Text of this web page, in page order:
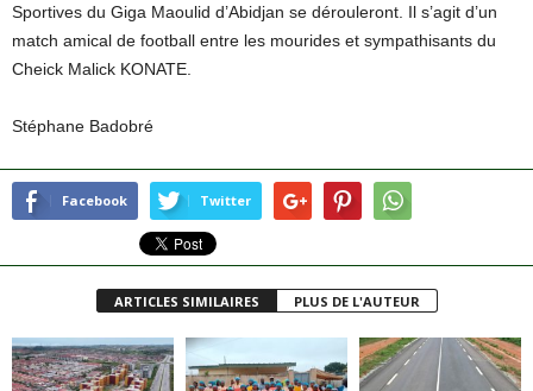
Sportives du Giga Maoulid d’Abidjan se dérouleront. Il s’agit d’un
match amical de football entre les mourides et sympathisants du
Cheick Malick KONATE.
Stéphane Badobré
Facebook Twitter
ARTICLES SIMILAIRES PLUS DE L'AUTEUR